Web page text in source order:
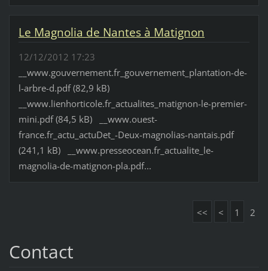
Le Magnolia de Nantes à Matignon
12/12/2012 17:23
__www.gouvernement.fr_gouvernement_plantation-de-
l-arbre-d.pdf (82,9 kB)
__www.lienhorticole.fr_actualites_matignon-le-premier-
mini.pdf (84,5 kB) __www.ouest-
france.fr_actu_actuDet_-Deux-magnolias-nantais.pdf
(241,1 kB) __www.presseocean.fr_actualite_le-
magnolia-de-matignon-pla.pdf...
<< < 1 2
Contact